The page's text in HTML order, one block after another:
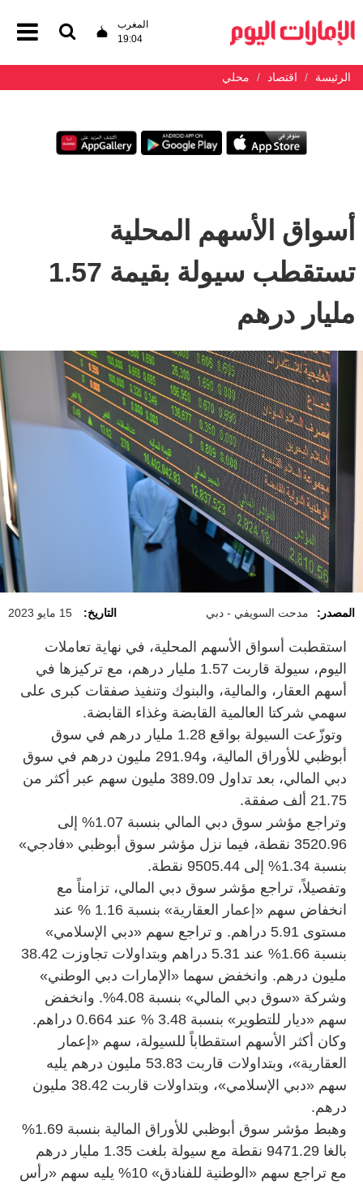
المغرب
19:04
الرئيسة اقتصاد محلي
أسواق الأسهم المحلية
تستقطب سيولة بقيمة 1.57
مليار درهم
المصدر: مدحت السويفي - دبي التاريخ: 15 مايو 2023
استقطبت أسواق الأسهم المحلية، في نهاية تعاملات
اليوم، سيولة قاربت 1.57 مليار درهم، مع تركيزها في
أسهم العقار، والمالية، والبنوك وتنفيذ صفقات كبرى على
سهمي شركتا العالمية القابضة وغذاء القابضة.
وتوزّعت السيولة بواقع 1.28 مليار درهم في سوق
أبوظبي للأوراق المالية، و291.94 مليون درهم في سوق
دبي المالي، بعد تداول 389.09 مليون سهم عبر أكثر من
21.75 ألف صفقة.
وتراجع مؤشر سوق دبي المالي بنسبة 1.07% إلى
3520.96 نقطة، فيما نزل مؤشر سوق أبوظبي «فادجي»
بنسبة 1.34% إلى 9505.44 نقطة.
وتفصيلاً، تراجع مؤشر سوق دبي المالي، تزامناً مع
انخفاض سهم «إعمار العقارية» بنسبة 1.16 % عند
مستوى 5.91 دراهم. و تراجع سهم «دبي الإسلامي»
بنسبة 1.66% عند 5.31 دراهم وبتداولات تجاوزت 38.42
مليون درهم. وانخفض سهما «الإمارات دبي الوطني»
وشركة «سوق دبي المالي» بنسبة 4.08%. وانخفض
سهم «ديار للتطوير» بنسبة 3.48 % عند 0.664 دراهم.
وكان أكثر الأسهم استقطاباً للسيولة، سهم «إعمار
العقارية»، وبتداولات قاربت 53.83 مليون درهم يليه
سهم «دبي الإسلامي»، وبتداولات قاربت 38.42 مليون
درهم.
وهبط مؤشر سوق أبوظبي للأوراق المالية بنسبة 1.69%
بالغا 9471.29 نقطة مع سيولة بلغت 1.35 مليار درهم
مع تراجع سهم «الوطنية للفنادق» 10% يليه سهم «رأس